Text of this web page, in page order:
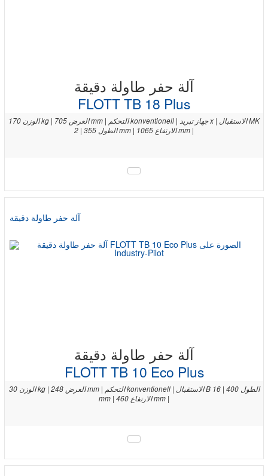
آلة حفر طاولة دقيقة
FLOTT TB 18 Plus
الوزن 170 kg | العرض 705 mm | التحكم konventionell | جهاز تبريد x | الاستقبال MK
2 | الطول 355 mm | الارتفاع 1065 mm |
آلة حفر طاولة دقيقة
آلة حفر طاولة دقيقة
FLOTT TB 10 Eco Plus
الوزن 30 kg | العرض 248 mm | التحكم konventionell | الاستقبال B 16 | الطول 400
mm | الارتفاع 460 mm |